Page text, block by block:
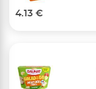
4.13 €